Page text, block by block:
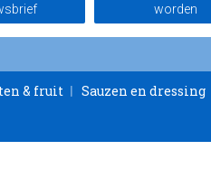
worden
& fruit Sauzen en dressing